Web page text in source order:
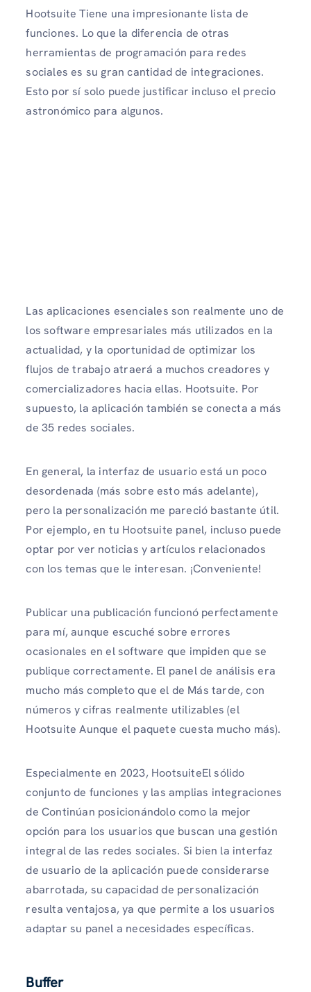
Hootsuite Tiene una impresionante lista de
funciones. Lo que la diferencia de otras
herramientas de programación para redes
sociales es su gran cantidad de integraciones.
Esto por sí solo puede justificar incluso el precio
astronómico para algunos.
Las aplicaciones esenciales son realmente uno de
los software empresariales más utilizados en la
actualidad, y la oportunidad de optimizar los
flujos de trabajo atraerá a muchos creadores y
comercializadores hacia ellas. Hootsuite. Por
supuesto, la aplicación también se conecta a más
de 35 redes sociales.
En general, la interfaz de usuario está un poco
desordenada (más sobre esto más adelante),
pero la personalización me pareció bastante útil.
Por ejemplo, en tu Hootsuite panel, incluso puede
optar por ver noticias y artículos relacionados
con los temas que le interesan. ¡Conveniente!
Publicar una publicación funcionó perfectamente
para mí, aunque escuché sobre errores
ocasionales en el software que impiden que se
publique correctamente. El panel de análisis era
mucho más completo que el de Más tarde, con
números y cifras realmente utilizables (el
Hootsuite Aunque el paquete cuesta mucho más).
Especialmente en 2023, HootsuiteEl sólido
conjunto de funciones y las amplias integraciones
de Continúan posicionándolo como la mejor
opción para los usuarios que buscan una gestión
integral de las redes sociales. Si bien la interfaz
de usuario de la aplicación puede considerarse
abarrotada, su capacidad de personalización
resulta ventajosa, ya que permite a los usuarios
adaptar su panel a necesidades específicas.
Buffer